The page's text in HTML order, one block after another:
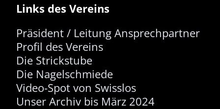
Links des Vereins
Präsident / Leitung Ansprechpartner
Profil des Vereins
Die Strickstube
Die Nagelschmiede
Video-Spot von Swisslos
Unser Archiv bis März 2024